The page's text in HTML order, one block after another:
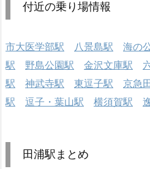
付近の乗り場情報
市大医学部駅 八景島駅 海の
駅
野島公園駅 金沢文庫駅
駅
神武寺駅 東逗子駅 京急
駅
逗子・葉山駅 横須賀駅
田浦駅まとめ